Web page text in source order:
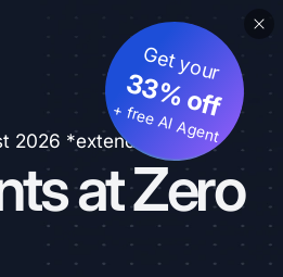
2026 *extended
at Zero
Get your
33% off
+ free AI Agent